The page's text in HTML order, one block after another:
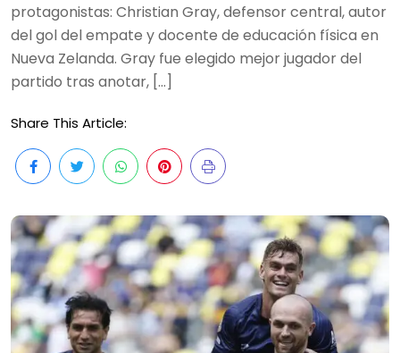
protagonistas: Christian Gray, defensor central, autor
del gol del empate y docente de educación física en
Nueva Zelanda. Gray fue elegido mejor jugador del
partido tras anotar, […]
Share This Article: